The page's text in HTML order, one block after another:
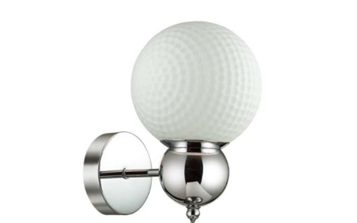
ТОРШЕРЫ И ЛАМПЫ
LED PREMIUM